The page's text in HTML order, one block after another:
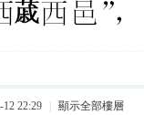
22:29 顯示全部樓層